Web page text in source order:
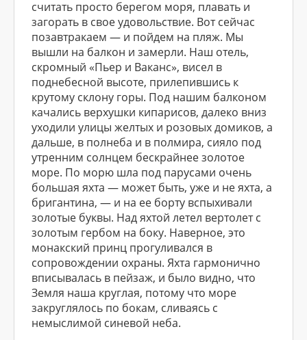
считать просто берегом моря, плавать и
загорать в свое удовольствие. Вот сейчас
позавтракаем — и пойдем на пляж. Мы
вышли на балкон и замерли. Наш отель,
скромный «Пьер и Ваканс», висел в
поднебесной высоте, прилепившись к
крутому склону горы. Под нашим балконом
качались верхушки кипарисов, далеко вниз
уходили улицы желтых и розовых домиков, а
дальше, в полнеба и в полмира, сияло под
утренним солнцем бескрайнее золотое
море. По морю шла под парусами очень
большая яхта — может быть, уже и не яхта, а
бригантина, — и на ее борту вспыхивали
золотые буквы. Над яхтой летел вертолет с
золотым гербом на боку. Наверное, это
монакский принц прогуливался в
сопровождении охраны. Яхта гармонично
вписывалась в пейзаж, и было видно, что
Земля наша круглая, потому что море
закруглялось по бокам, сливаясь с
немыслимой синевой неба.